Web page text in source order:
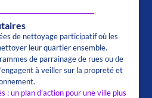
de nettoyage participatif où les
leur quartier ensemble.
de parrainage de rues ou de
à veiller sur la propreté et
: un plan d’action pour une ville plus